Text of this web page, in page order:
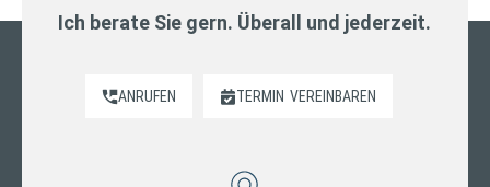
Ich berate Sie gern. Überall und jederzeit.
ANRUFEN TERMIN VEREINBAREN